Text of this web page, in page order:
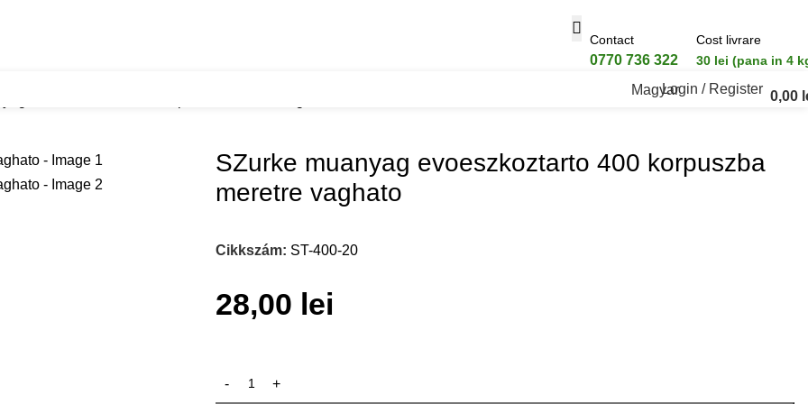
Contact
0770 736 322
Cost livrare
30 lei (pana in 4
MagyarLogin / Register 0,00
SZurke muanyag evoeszkoztarto 400 korpuszba
meretre vaghato
Cikkszám: ST-400-20
28,00 lei